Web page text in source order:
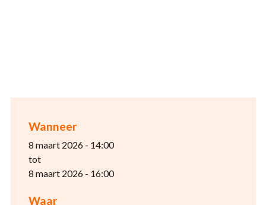
Wanneer
8 maart 2026 - 14:00
tot
8 maart 2026 - 16:00
Waar